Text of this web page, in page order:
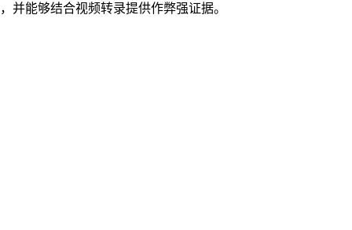
并能够结合视频转录提供作弊强证据。